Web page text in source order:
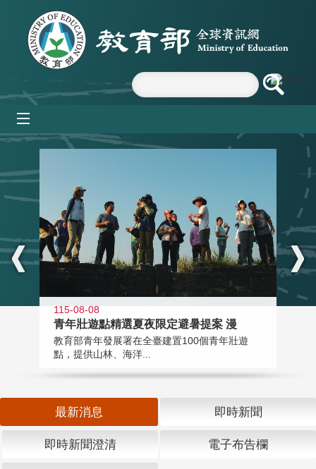
跳到主要內容區塊
:::
115-08-08
青年壯遊點精選夏夜限定避暑提案 漫
教育部青年發展署在全臺建置100個青年壯遊
點，提供山林、海洋...
最新消息 即時新聞
即時新聞澄清 電子布告欄